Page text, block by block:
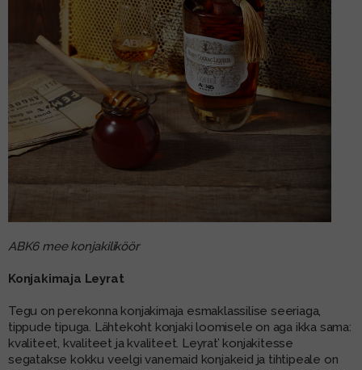
ABK6 mee konjakiliköör
Konjakimaja Leyrat
Tegu on perekonna konjakimaja esmaklassilise seeriaga,
tippude tipuga. Lähtekoht konjaki loomisele on aga ikka sama:
kvaliteet, kvaliteet ja kvaliteet. Leyrat’ konjakitesse
segatakse kokku veelgi vanemaid konjakeid ja tihtipeale on